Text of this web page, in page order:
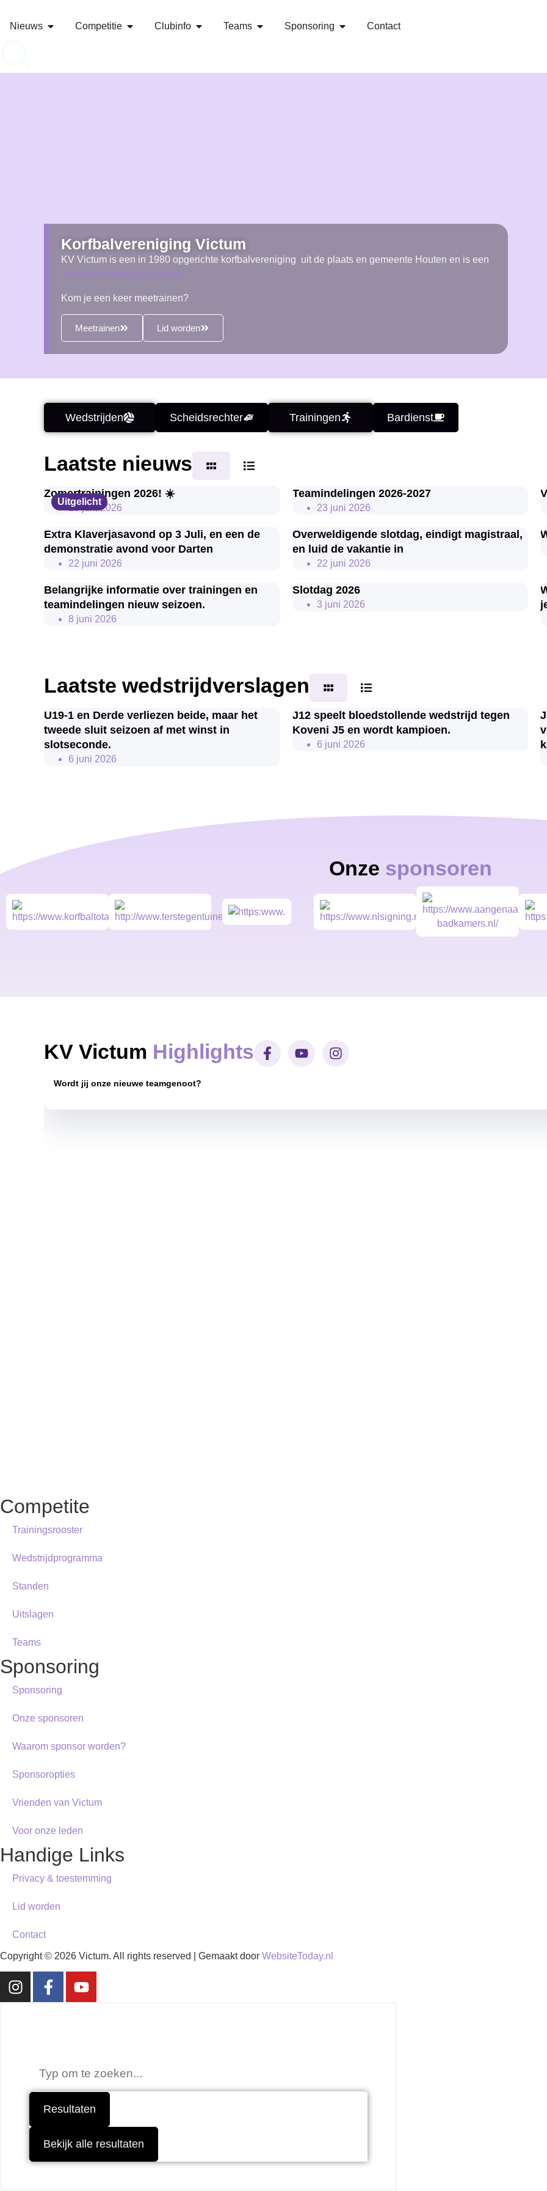
Nieuws Competitie Clubinfo Teams Sponsoring Contact
Korfbalvereniging Victum
KV Victum is een in 1980 opgerichte korfbalvereniging uit de plaats en gemeente Houten en is een
Topsport vereniging Houten.
Kom je een keer meetrainen?
Meetrainen Lid worden
Wedstrijden Scheidsrechter Trainingen Bardienst
Laatste nieuws
Uitgelicht
Zomertrainingen 2026! ☀️
25 juni 2026
Teamindelingen 2026-2027
23 juni 2026
Extra Klaverjasavond op 3 Juli, en een de
demonstratie avond voor Darten
22 juni 2026
Overweldigende slotdag, eindigt magistraal,
en luid de vakantie in
22 juni 2026
Belangrijke informatie over trainingen en
teamindelingen nieuw seizoen.
8 juni 2026
Slotdag 2026
3 juni 2026
Laatste wedstrijdverslagen
U19-1 en Derde verliezen beide, maar het
tweede sluit seizoen af met winst in
slotseconde.
6 juni 2026
J12 speelt bloedstollende wedstrijd tegen
Koveni J5 en wordt kampioen.
6 juni 2026
Onze sponsoren
KV Victum Highlights
Wordt jij onze nieuwe teamgenoot?
Competite
Trainingsrooster
Wedstrijdprogramma
Standen
Uitslagen
Teams
Sponsoring
Sponsoring
Onze sponsoren
Waarom sponsor worden?
Sponsoropties
Vrienden van Victum
Voor onze leden
Handige Links
Privacy & toestemming
Lid worden
Contact
Copyright © 2026 Victum. All rights reserved | Gemaakt door WebsiteToday.nl
Resultaten
Bekijk alle resultaten